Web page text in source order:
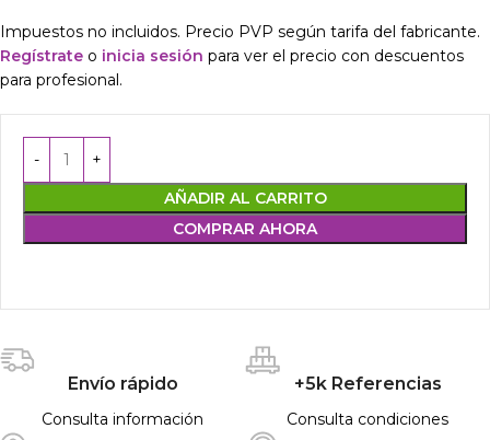
Impuestos no incluidos. Precio PVP según tarifa del fabricante.
Regístrate o inicia sesión para ver el precio con descuentos
para profesional.
AÑADIR AL CARRITO
COMPRAR AHORA
Envío rápido
Consulta información
+5k Referencias
Consulta condiciones